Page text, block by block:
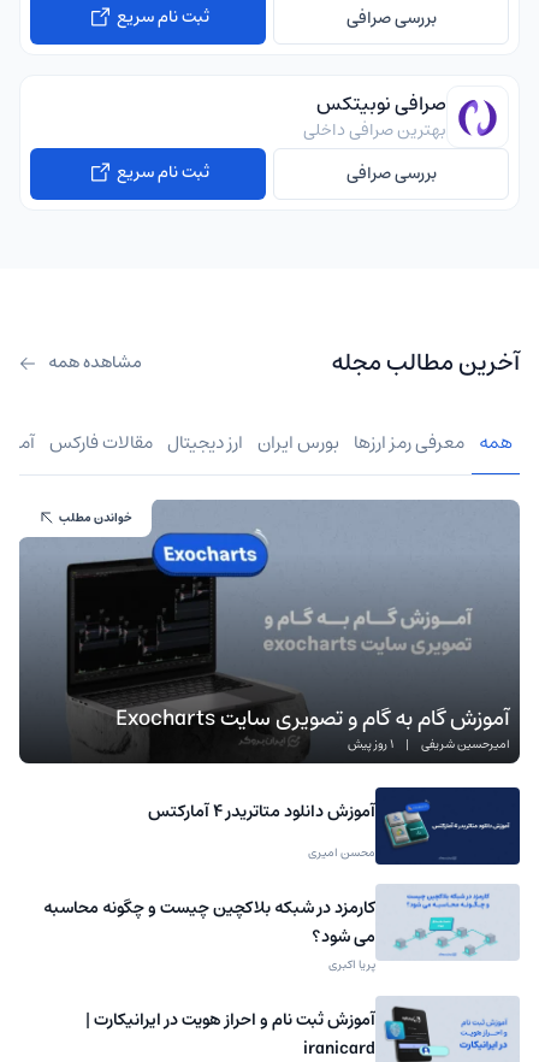
بررسی صرافی
ثبت نام سریع
صرافی نوبیتکس
بهترین صرافی داخلی
بررسی صرافی
ثبت نام سریع
آخرین مطالب مجله مشاهده همه
همه معرفی رمز ارزها بورس ایران ارز دیجیتال مقالات فارکس
آموزش گام به گام و تصویری سایت Exocharts
امیرحسین شریفی | 1 روز پیش
خواندن مطلب
آموزش دانلود متاتریدر 4 آمارکتس
محسن امیری
کارمزد در شبکه بلاکچین چیست و چگونه محاسبه
می شود؟
پریا اکبری
آموزش ثبت نام و احراز هویت در ایرانیکارت |
iranicard